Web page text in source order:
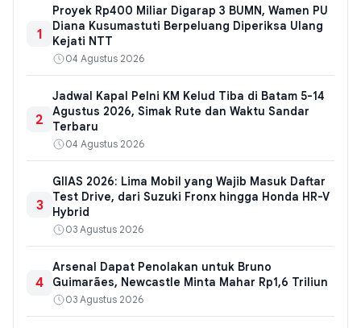
1
Proyek Rp400 Miliar Digarap 3 BUMN, Wamen PU
Diana Kusumastuti Berpeluang Diperiksa Ulang
Kejati NTT
04 Agustus 2026
2
Jadwal Kapal Pelni KM Kelud Tiba di Batam 5-14
Agustus 2026, Simak Rute dan Waktu Sandar
Terbaru
04 Agustus 2026
3
GIIAS 2026: Lima Mobil yang Wajib Masuk Daftar
Test Drive, dari Suzuki Fronx hingga Honda HR-V
Hybrid
03 Agustus 2026
4
Arsenal Dapat Penolakan untuk Bruno
Guimarães, Newcastle Minta Mahar Rp1,6 Triliun
03 Agustus 2026